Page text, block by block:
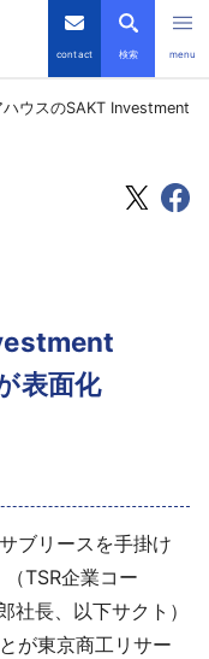
contact 検索 menu
ハウスのSAKT Investment
表面化
ブリースを手掛け
TSR企業コー
長、以下サクト）
が東京商工リサー